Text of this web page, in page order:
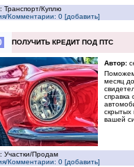
Транспорт/Куплю
Комментарии: 0 [добавить]
ПОЛУЧИТЬ КРЕДИТ ПОД ПТС
Автор:
месяц
справка
скрытых
вашей
Участки/Продам
Комментарии: 0 [добавить]